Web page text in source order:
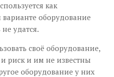
как
оборудование
удатся.
своё оборудование,
и риск и им не известны
оборудование у них